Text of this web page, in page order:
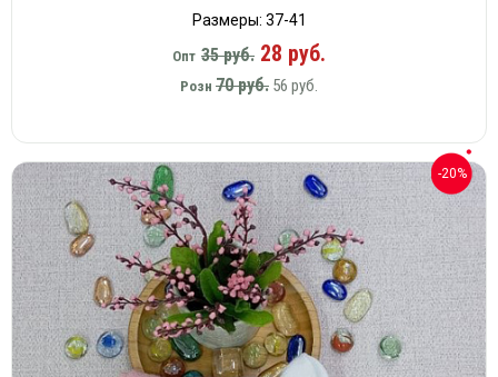
Размеры: 37-41
Опт 35 руб. 28 руб.
Розн 70 руб. 56 руб.
-20%